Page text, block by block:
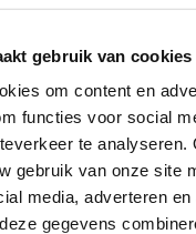
gebruik van cookies
om content en
functies voor social
te analyseren.
gebruik van onze site
media, adverteren
gegevens
uit 62
4 tot 12
van de
is
bebouwing uit de
opgeleverd in 2017.